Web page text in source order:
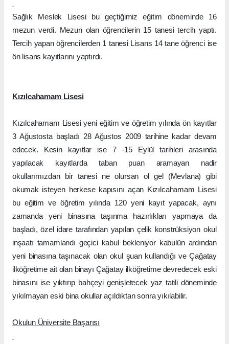
Sağlık Meslek Lisesi bu geçtiğimiz eğitim döneminde 16
mezun verdi. Mezun olan öğrencilerin 15 tanesi tercih yaptı.
Tercih yapan öğrencilerden 1 tanesi Lisans 14 tane öğrenci ise
ön lisans kayıtlarını yaptırdı.
Kızılcahamam Lisesi
Kızılcahamam Lisesi yeni eğitim ve öğretim yılında ön kayıtlar
3 Ağustosta başladı 28 Ağustos 2009 tarihine kadar devam
edecek. Kesin kayıtlar ise 7 -15 Eylül tarihleri arasında
yapılacak kayıtlarda taban puan aramayan nadir
okullarımızdan bir tanesi ne olursan ol gel (Mevlana) gibi
okumak isteyen herkese kapısını açan Kızılcahamam Lisesi
bu eğitim ve öğretim yılında 120 yeni kayıt yapacak, aynı
zamanda yeni binasına taşınma hazırlıkları yapmaya da
başladı, özel idare tarafından yapılan çelik konstrüksiyon okul
inşaatı tamamlandı geçici kabul bekleniyor kabulün ardından
yeni binasına taşınacak olan okul şuan kullandığı ve Çağatay
ilköğretime ait olan binayı Çağatay ilköğretime devredecek eski
binasını ise yıktırıp bahçeyi genişletecek yaz tatili döneminde
yıkılmayan eski bina okullar açıldıktan sonra yıkılabilir.
Okulun Üniversite Başarısı